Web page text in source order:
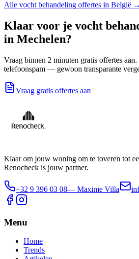
Alle vocht behandeling offertes in België →
Klaar voor je vocht
in Mechelen?
Vraag binnen 2 minuten gratis offertes
telefoonspam — gewoon transparante
Vraag gratis offertes aan
Klaar om jouw woning om te toveren tot
Renocheck is jouw partner.
+32 9 396 03 08— Maxime Villa
Menu
Home
Trends